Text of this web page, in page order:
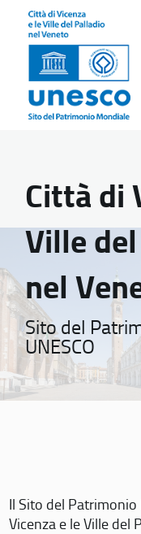
Città di
Ville
nel
Sito del
UNESCO
Il Sito del Patrimonio
Vicenza e le Ville del